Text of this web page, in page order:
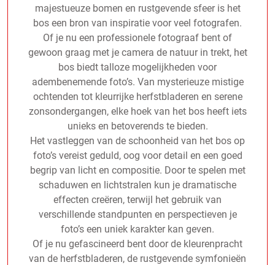
majestueuze bomen en rustgevende sfeer is het
bos een bron van inspiratie voor veel fotografen.
Of je nu een professionele fotograaf bent of
gewoon graag met je camera de natuur in trekt, het
bos biedt talloze mogelijkheden voor
adembenemende foto’s. Van mysterieuze mistige
ochtenden tot kleurrijke herfstbladeren en serene
zonsondergangen, elke hoek van het bos heeft iets
unieks en betoverends te bieden.
Het vastleggen van de schoonheid van het bos op
foto’s vereist geduld, oog voor detail en een goed
begrip van licht en compositie. Door te spelen met
schaduwen en lichtstralen kun je dramatische
effecten creëren, terwijl het gebruik van
verschillende standpunten en perspectieven je
foto’s een uniek karakter kan geven.
Of je nu gefascineerd bent door de kleurenpracht
van de herfstbladeren, de rustgevende symfonieën